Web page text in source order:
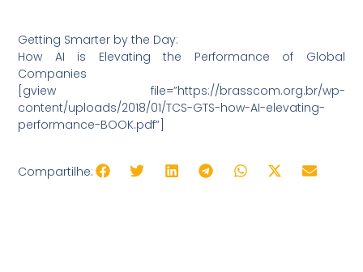
Getting Smarter by the Day:
How AI is Elevating the Performance of Global
Companies
[gview file=”https://brasscom.org.br/wp-
content/uploads/2018/01/TCS-GTS-how-AI-elevating-
performance-BOOK.pdf”]
Compartilhe: